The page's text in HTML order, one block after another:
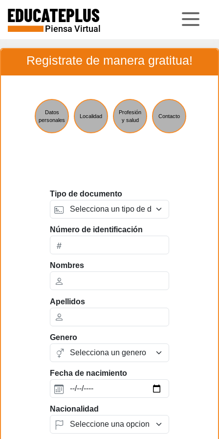
Registrate de manera gratitua!
Datos
personales
Localidad
Profesión
y salud
Contacto
Tipo de documento
Número de identificación
Nombres
Apellidos
Genero
Fecha de nacimiento
Nacionalidad